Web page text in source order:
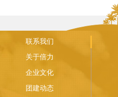
联系我们
关于倍力
企业文化
团建动态